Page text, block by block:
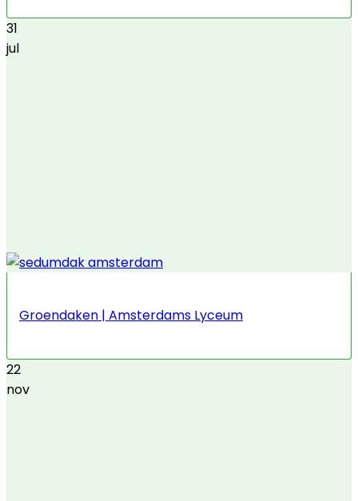
31
jul
Groendaken | Amsterdams Lyceum
22
nov